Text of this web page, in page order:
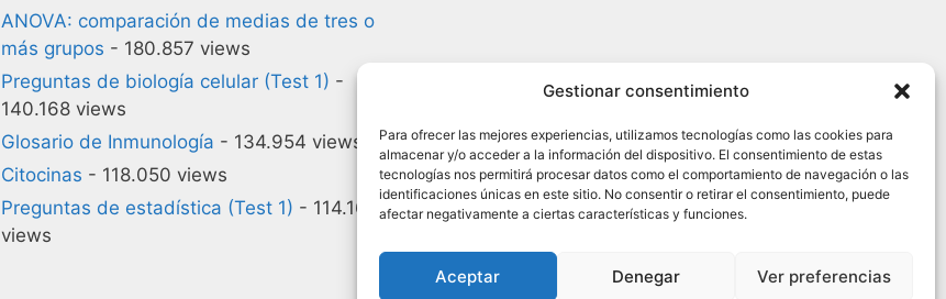
Gestionar consentimiento
Para ofrecer las mejores experiencias, utilizamos tecnologías como las cookies para
almacenar y/o acceder a la información del dispositivo. El consentimiento de estas
tecnologías nos permitirá procesar datos como el comportamiento de navegación o las
identificaciones únicas en este sitio. No consentir o retirar el consentimiento, puede
afectar negativamente a ciertas características y funciones.
Aceptar Denegar Ver preferencias
ANOVA: comparación de medias de tres o
más grupos - 180.857 views
Preguntas de biología celular (Test 1) -
140.168 views
Glosario de Inmunología - 134.954 views
Citocinas - 118.050 views
Preguntas de estadística (Test 1) - 114.164
views